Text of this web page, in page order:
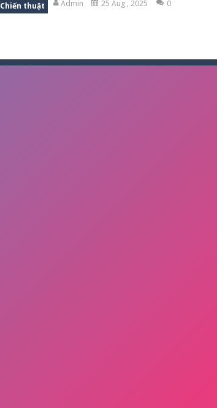
Pokemon đại chiến 12 -Game Pokemon đại
Squad Assembler: Merge & Fight-Game
Chiến thuật Admin 25 Aug , 2025 0